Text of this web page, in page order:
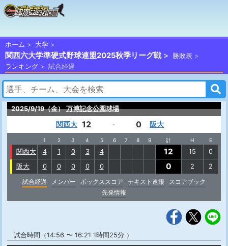
ホーム 大学
関西六大学準硬式野球連盟2025秋季リーグ戦
勝敗表
ランキング
試合経過
2025/9/19（金） 万博記念公園球場
関西大 12 - 0 阪大
1 2 3 4 5 6 7 8 9 計 H E
関西大 4 1 0 3 4 12 15
0
阪大
0 0 0 0 0 0 2
2
試合経過
メンバー ボックススコア テキスト速報
スコアブック
先発情報
試合時間（14:56 〜 16:21 1時間25分 ）